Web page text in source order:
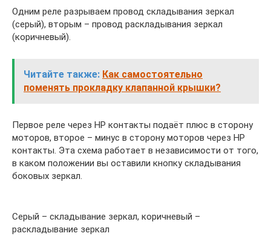
Одним реле разрываем провод складывания зеркал
(серый), вторым – провод раскладывания зеркал
(коричневый).
Читайте также: Как самостоятельно
поменять прокладку клапанной крышки?
Первое реле через НР контакты подаёт плюс в сторону
моторов, второе – минус в сторону моторов через НР
контакты. Эта схема работает в независимости от того,
в каком положении вы оставили кнопку складывания
боковых зеркал.
Серый – складывание зеркал, коричневый –
раскладывание зеркал